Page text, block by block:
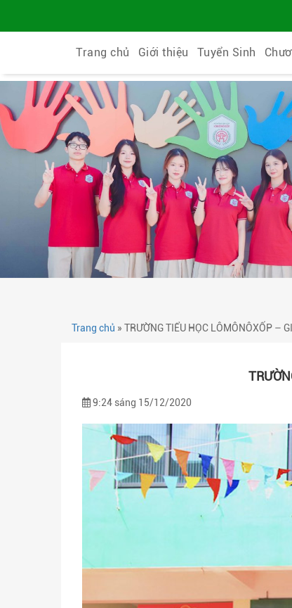
Trang chủ Giới thiệu Tuyển Sinh
Trang chủ » TRƯỜNG TIỂU HỌC LÔMÔNÔXỐP –
9:24 sáng 15/12/2020